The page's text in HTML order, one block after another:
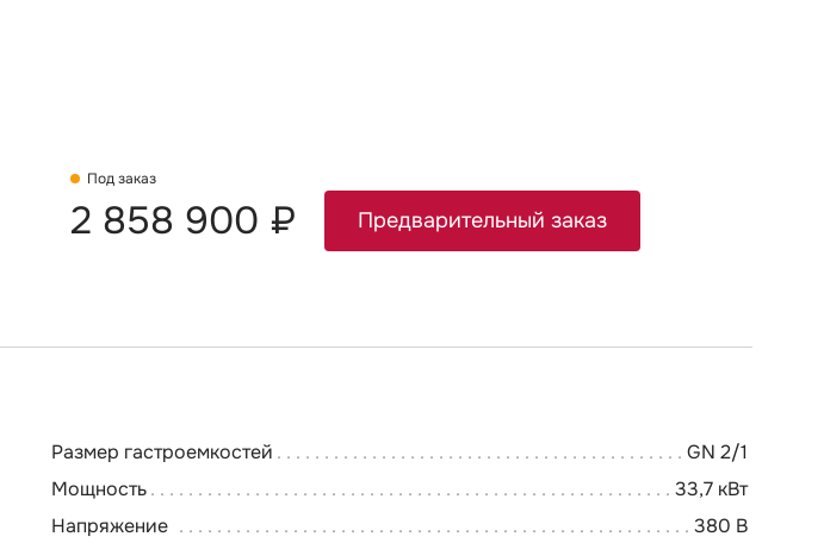
Под заказ
2 858 900 ₽ Предварительный заказ
Размер гастроемкостей
GN 2/1
Мощность
33,7 кВт
Напряжение
380 В